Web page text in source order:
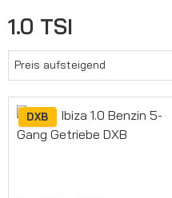
1.0 TSI
DXB